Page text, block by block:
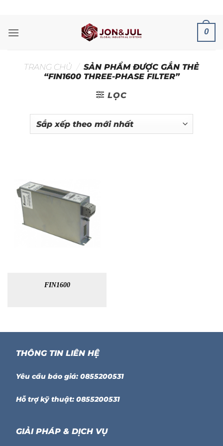
nội
0
TRANG CHỦ / SẢN PHẨM ĐƯỢC GẮN THẺ
“FIN1600 THREE-PHASE FILTER”
LỌC
FIN1600
THÔNG TIN LIÊN HỆ
Yêu cầu báo giá: 0855200531
Hỗ trợ kỹ thuật: 0855200531
GIẢI PHÁP & DỊCH VỤ